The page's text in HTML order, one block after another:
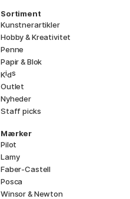
Sortiment
Kunstnerartikler
Hobby & Kreativitet
Penne
Papir & Blok
Kids
Outlet
Nyheder
Staff picks
Mærker
Pilot
Lamy
Faber-Castell
Posca
Winsor & Newton